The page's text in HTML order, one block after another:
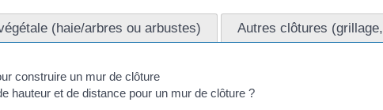
(haie/arbres ou arbustes) Autres clôtures
hauteur et de distance pour un mur de clôture ?